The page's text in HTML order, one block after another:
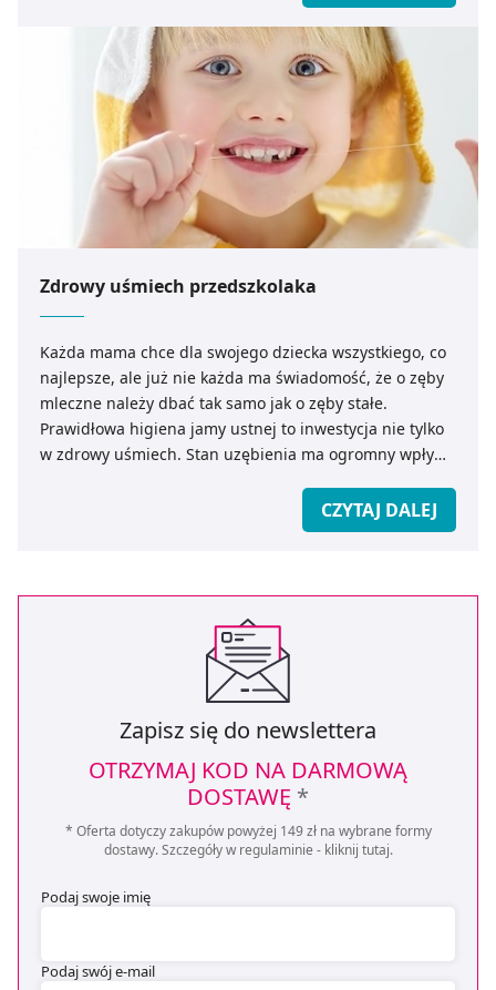
Zdrowy uśmiech przedszkolaka
Każda mama chce dla swojego dziecka wszystkiego, co
najlepsze, ale już nie każda ma świadomość, że o zęby
mleczne należy dbać tak samo jak o zęby stałe.
Prawidłowa higiena jamy ustnej to inwestycja nie tylko
w zdrowy uśmiech. Stan uzębienia ma ogromny wpływ
CZYTAJ DALEJ
Zapisz się do newslettera
OTRZYMAJ KOD NA DARMOWĄ
DOSTAWĘ *
* Oferta dotyczy zakupów powyżej 149 zł na wybrane formy
dostawy. Szczegóły w regulaminie - kliknij tutaj.
Podaj swoje imię
Podaj swój e-mail